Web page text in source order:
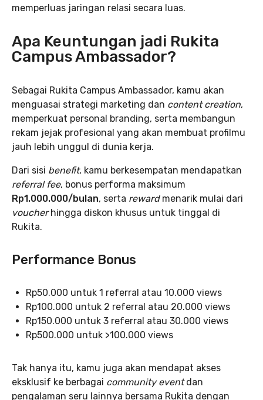
memperluas jaringan relasi secara luas.
Apa Keuntungan jadi Rukita
Campus Ambassador?
Sebagai Rukita Campus Ambassador, kamu akan
menguasai strategi marketing dan content creation,
memperkuat personal branding, serta membangun
rekam jejak profesional yang akan membuat profilmu
jauh lebih unggul di dunia kerja.
Dari sisi benefit, kamu berkesempatan mendapatkan
referral fee, bonus performa maksimum
Rp1.000.000/bulan, serta rewardmenarik mulai dari
voucherhingga diskon khusus untuk tinggal di
Rukita.
Performance Bonus
Rp50.000 untuk 1 referral atau 10.000 views
Rp100.000 untuk 2 referral atau 20.000 views
Rp150.000 untuk 3 referral atau 30.000 views
Rp500.000 untuk >100.000 views
Tak hanya itu, kamu juga akan mendapat akses
eksklusif ke berbagai community eventdan
pengalaman seru lainnya bersama Rukita dengan